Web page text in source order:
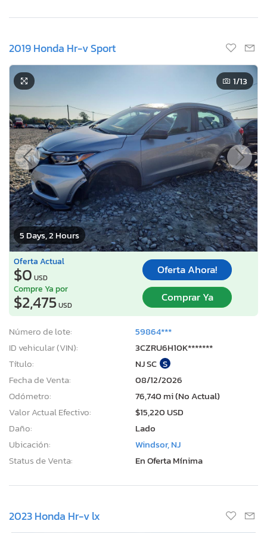
2019 Honda Hr-v Sport
5 Days, 2 Hours
1/13
Oferta Actual
$0 USD
Oferta Ahora!
Compre Ya por
$2,475USD
Comprar Ya
Número de lote:
59864***
ID vehicular (VIN):
3CZRU6H10K*******
Título:
NJ SC S
Fecha de Venta:
08/12/2026
Odómetro:
76,740 mi (No Actual)
Valor Actual Efectivo:
$15,220 USD
Daño:
Lado
Ubicación:
Windsor, NJ
Status de Venta:
En Oferta Mínima
2023 Honda Hr-v lx